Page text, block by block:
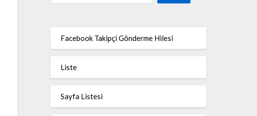
Facebook Takipçi Gönderme Hilesi
Liste
Sayfa Listesi